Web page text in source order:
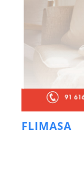
FLIMASA